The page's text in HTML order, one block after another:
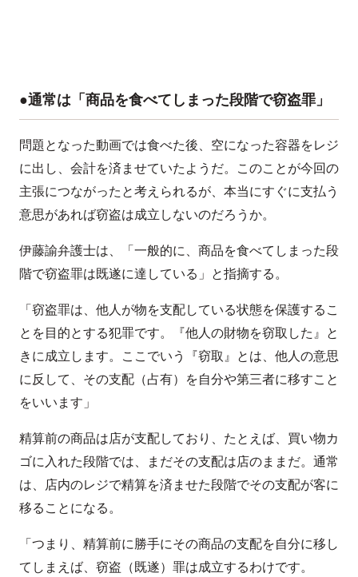
●通常は「商品を食べてしまった段階で窃盗罪」
問題となった動画では食べた後、空になった容器をレジ
に出し、会計を済ませていたようだ。このことが今回の
主張につながったと考えられるが、本当にすぐに支払う
意思があれば窃盗は成立しないのだろうか。
伊藤諭弁護士は、「一般的に、商品を食べてしまった段
階で窃盗罪は既遂に達している」と指摘する。
「窃盗罪は、他人が物を支配している状態を保護するこ
とを目的とする犯罪です。『他人の財物を窃取した』と
きに成立します。ここでいう『窃取』とは、他人の意思
に反して、その支配（占有）を自分や第三者に移すこと
をいいます」
精算前の商品は店が支配しており、たとえば、買い物カ
ゴに入れた段階では、まだその支配は店のままだ。通常
は、店内のレジで精算を済ませた段階でその支配が客に
移ることになる。
「つまり、精算前に勝手にその商品の支配を自分に移し
てしまえば、窃盗（既遂）罪は成立するわけです。